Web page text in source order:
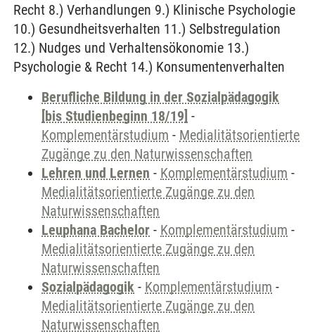
Recht 8.) Verhandlungen 9.) Klinische Psychologie
10.) Gesundheitsverhalten 11.) Selbstregulation
12.) Nudges und Verhaltensökonomie 13.)
Psychologie & Recht 14.) Konsumentenverhalten
Berufliche Bildung in der Sozialpädagogik
[bis Studienbeginn 18/19] -
Komplementärstudium - Medialitätsorientierte
Zugänge zu den Naturwissenschaften
Lehren und Lernen - Komplementärstudium -
Medialitätsorientierte Zugänge zu den
Naturwissenschaften
Leuphana Bachelor - Komplementärstudium -
Medialitätsorientierte Zugänge zu den
Naturwissenschaften
Sozialpädagogik - Komplementärstudium -
Medialitätsorientierte Zugänge zu den
Naturwissenschaften